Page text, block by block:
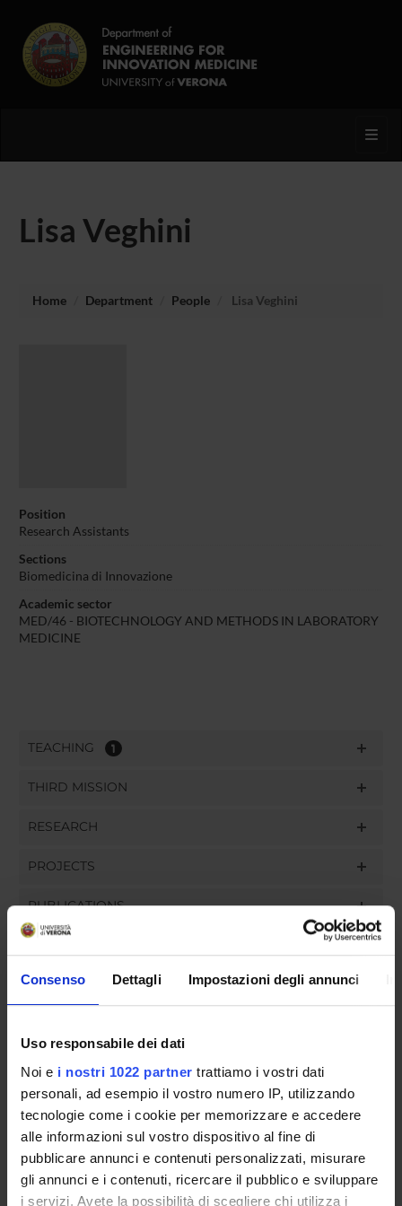
Consenso Dettagli Impostazioni degli annunci
Uso responsabile dei dati
Noi e i nostri 1022 partner trattiamo i vostri dati
personali, ad esempio il vostro numero IP, utilizzando
tecnologie come i cookie per memorizzare e accedere
alle informazioni sul vostro dispositivo al fine di
pubblicare annunci e contenuti personalizzati, misurare
gli annunci e i contenuti, ricercare il pubblico e sviluppare
i servizi. Avete la possibilità di scegliere chi utilizza i
Lisa Veghini
Home Department People Lisa Veghini
Position
Research Assistants
Sections
Biomedicina di Innovazione
Academic sector
MED/46 - BIOTECHNOLOGY AND METHODS IN LABORATORY
MEDICINE
TEACHING 1
THIRD MISSION
RESEARCH
PROJECTS
PUBLICATIONS
ORGANIZZAZIONE
COMMITTEES
GOVERNANCE
UFFICI E STRUTTURE DI SERVIZIO
SERVIZI DI SEGRETERIA STUDENTI